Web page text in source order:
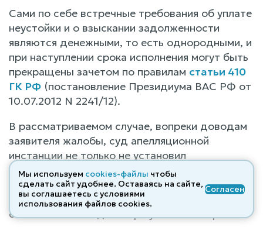
Сами по себе встречные требования об уплате
неустойки и о взыскании задолженности
являются денежными, то есть однородными, и
при наступлении срока исполнения могут быть
прекращены зачетом по правилам статьи 410
ГК РФ (постановление Президиума ВАС РФ от
10.07.2012 N 2241/12).
В рассматриваемом случае, вопреки доводам
заявителя жалобы, суд апелляционной
инстанции не только не установил
бесспорность заявленного встречного
требования к истцу, а сделал вывод о том, что
товар поставлен ответчику на основании
согласованных в договоре условиях и сроках.
Мы используем cookies-файлы чтобы
сделать сайт удобнее. Оставаясь на сайте,
вы соглашаетесь с условиями
использования файлов cооkies.
Согласен